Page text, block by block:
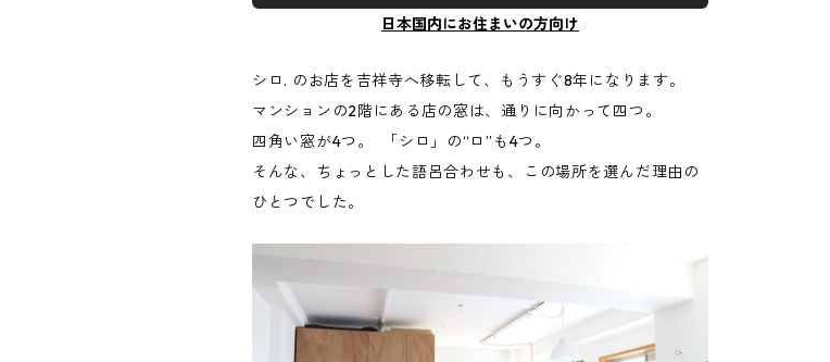
日本国内にお住まいの方向け
シロ. のお店を吉祥寺へ移転して、もうすぐ8年になります。
マンションの2階にある店の窓は、通りに向かって四つ。
四角い窓が4つ。 「シロ」の“ロ”も4つ。
そんな、ちょっとした語呂合わせも、この場所を選んだ理由の
ひとつでした。